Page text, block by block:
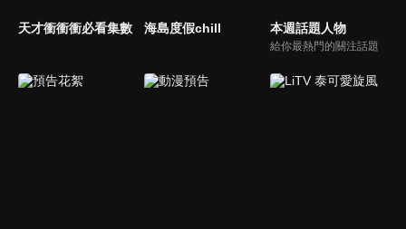
天才衝衝衝必看集數 海島度假chill 本週話題人物
給你最熱門的關注話題